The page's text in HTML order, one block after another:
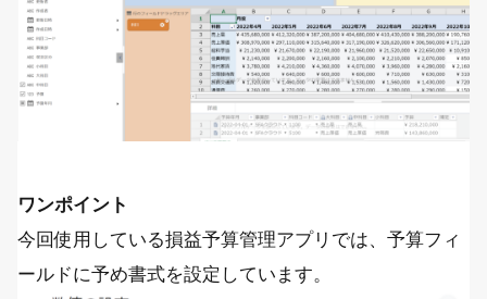
ワンポイント
今回使用している損益予算管理アプリでは、予算フィ
ールドに予め書式を設定しています。